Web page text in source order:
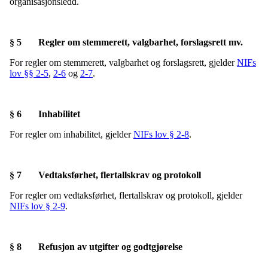
§ 5 Regler om stemmerett, valgbarhet, forslagsrett mv.
For regler om stemmerett, valgbarhet og forslagsrett, gjelderNIFs
lov §§ 2-5, 2-6 og 2-7.
§ 6 Inhabilitet
For regler om inhabilitet, gjelderNIFs lov § 2-8.
§ 7 Vedtaksførhet, flertallskrav og protokoll
For regler om vedtaksførhet, flertallskrav og protokoll, gjelder
NIFs lov § 2-9.
§ 8 Refusjon av utgifter og godtgjørelse